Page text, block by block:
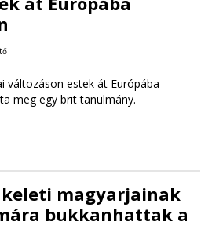
változáson estek át Európába
meg egy brit tanulmány.
magyarjainak
bukkanhattak a